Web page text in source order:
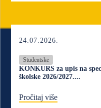
24.07.2026.
Studentske
KONKURS za upis na
školske 2026/2027....
Pročitaj više